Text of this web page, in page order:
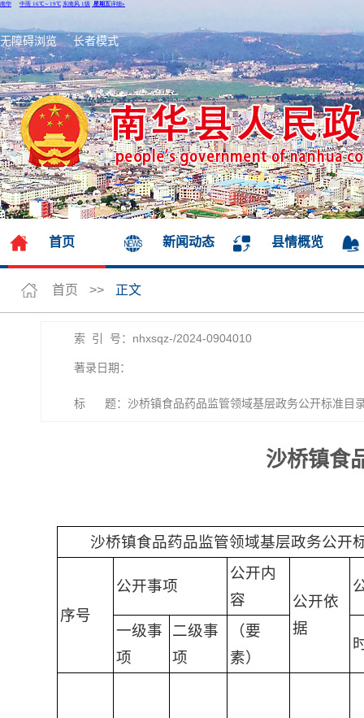
无障碍浏览 长者模式
首页 新闻动态 县情概览
首页 >> 正文
索 引 号：nhxsqz-/2024-0904010
著录日期：
标 题：沙桥镇食品药品监管领域基层政务公开标准目
沙桥镇食
沙桥镇食品药品监管领域基层政务公开
序号
公开事项
公开内
容
公开依
据
一级事
项
二级事
项
（要
素）